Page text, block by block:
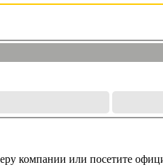
компании или посетите